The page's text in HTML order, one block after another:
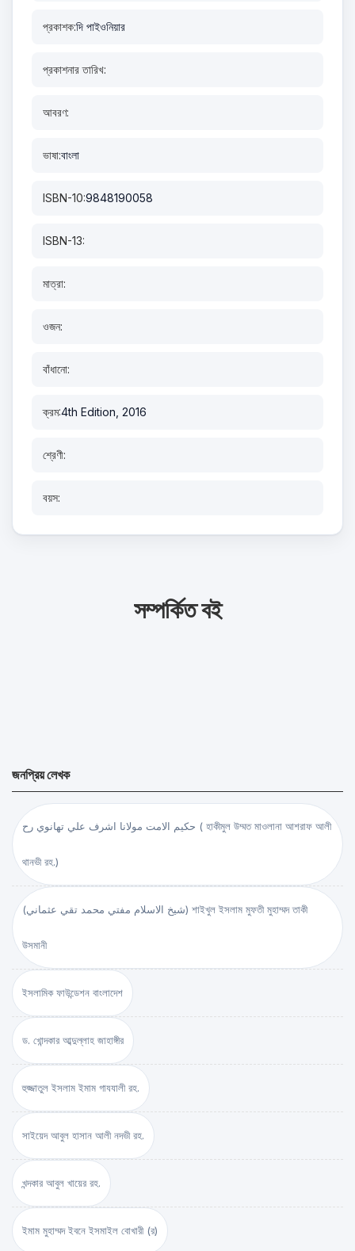
প্রকাশক:দি পাইওনিয়ার
প্রকাশনার তারিখ:
আবরণ:
ভাষা:বাংলা
ISBN-10:9848190058
ISBN-13:
মাত্রা:
ওজন:
বাঁধানো:
ক্রম:4th Edition, 2016
শ্রেণী:
বয়স:
সম্পর্কিত বই
জনপ্রিয় লেখক
حكيم الامت مولانا اشرف علي تهانوي رح ( হাকীমুল উম্মত মাওলানা আশরাফ আলী
থানভী রহ.)
(شيخ الاسلام مفتي محمد تقي عثماني) শাইখুল ইসলাম মুফতী মুহাম্মদ তাকী
উসমানী
ইসলামিক ফাউন্ডেশন বাংলাদেশ
ড. খোন্দকার আব্দুল্লাহ জাহাঙ্গীর
হুজ্জাতুল ইসলাম ইমাম গাযযালী রহ.
সাইয়েদ আবুল হাসান আলী নদভী রহ.
খন্দকার আবুল খায়ের রহ.
ইমাম মুহাম্মদ ইবনে ইসমাইল বোখারী (র)